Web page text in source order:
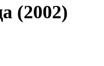
(2002)